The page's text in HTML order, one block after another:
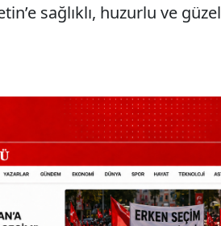
sağlıklı, huzurlu ve güzel